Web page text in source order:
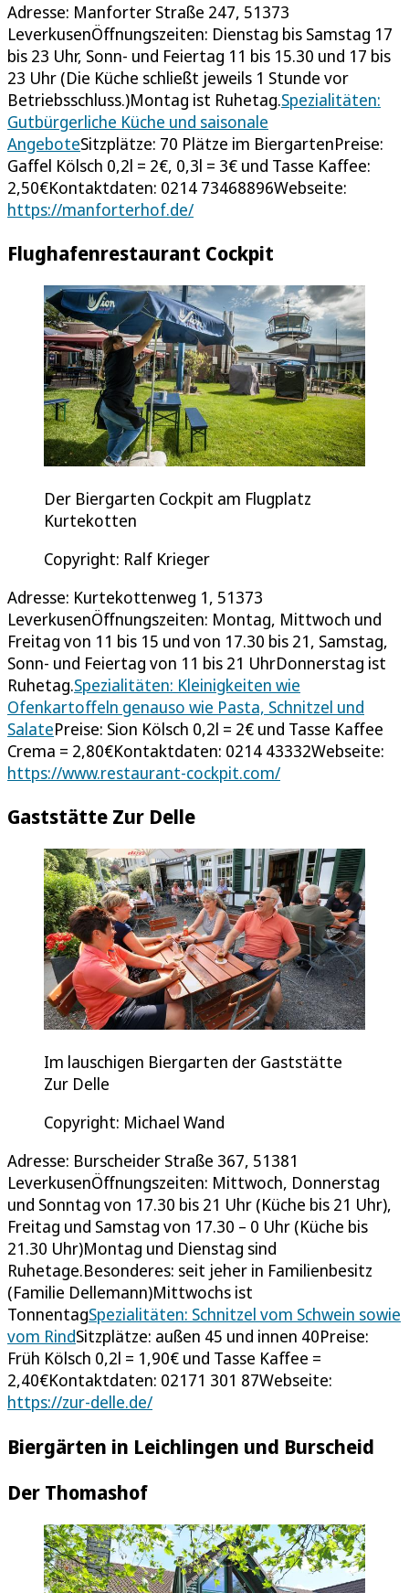
Adresse: Manforter Straße 247, 51373
LeverkusenÖffnungszeiten: Dienstag bis Samstag 17
bis 23 Uhr, Sonn- und Feiertag 11 bis 15.30 und 17 bis
23 Uhr (Die Küche schließt jeweils 1 Stunde vor
Betriebsschluss.)Montag ist Ruhetag.Spezialitäten:
Gutbürgerliche Küche und saisonale
AngeboteSitzplätze: 70 Plätze im BiergartenPreise:
Gaffel Kölsch 0,2l = 2€, 0,3l = 3€ und Tasse Kaffee:
2,50€Kontaktdaten: 0214 73468896Webseite:
https://manforterhof.de/
Flughafenrestaurant Cockpit
Der Biergarten Cockpit am Flugplatz
Kurtekotten
Copyright: Ralf Krieger
Adresse: Kurtekottenweg 1, 51373
LeverkusenÖffnungszeiten: Montag, Mittwoch und
Freitag von 11 bis 15 und von 17.30 bis 21, Samstag,
Sonn- und Feiertag von 11 bis 21 UhrDonnerstag ist
Ruhetag.Spezialitäten: Kleinigkeiten wie
Ofenkartoffeln genauso wie Pasta, Schnitzel und
SalatePreise: Sion Kölsch 0,2l = 2€ und Tasse Kaffee
Crema = 2,80€Kontaktdaten: 0214 43332Webseite:
https://www.restaurant-cockpit.com/
Gaststätte Zur Delle
Im lauschigen Biergarten der Gaststätte
Zur Delle
Copyright: Michael Wand
Adresse: Burscheider Straße 367, 51381
LeverkusenÖffnungszeiten: Mittwoch, Donnerstag
und Sonntag von 17.30 bis 21 Uhr (Küche bis 21 Uhr),
Freitag und Samstag von 17.30 – 0 Uhr (Küche bis
21.30 Uhr)Montag und Dienstag sind
Ruhetage.Besonderes: seit jeher in Familienbesitz
(Familie Dellemann)Mittwochs ist
TonnentagSpezialitäten: Schnitzel vom Schwein sowie
vom RindSitzplätze: außen 45 und innen 40Preise:
Früh Kölsch 0,2l = 1,90€ und Tasse Kaffee =
2,40€Kontaktdaten: 02171 301 87Webseite:
https://zur-delle.de/
Biergärten in Leichlingen und Burscheid
Der Thomashof